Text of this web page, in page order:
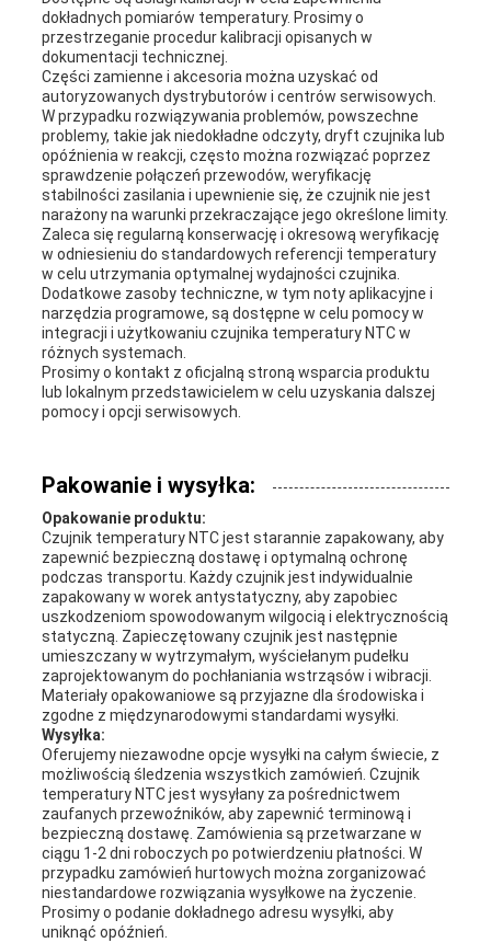
dokładnych pomiarów temperatury. Prosimy o
przestrzeganie procedur kalibracji opisanych w
dokumentacji technicznej.
Części zamienne i akcesoria można uzyskać od
autoryzowanych dystrybutorów i centrów serwisowych.
W przypadku rozwiązywania problemów, powszechne
problemy, takie jak niedokładne odczyty, dryft czujnika lub
opóźnienia w reakcji, często można rozwiązać poprzez
sprawdzenie połączeń przewodów, weryfikację
stabilności zasilania i upewnienie się, że czujnik nie jest
narażony na warunki przekraczające jego określone limity.
Zaleca się regularną konserwację i okresową weryfikację
w odniesieniu do standardowych referencji temperatury
w celu utrzymania optymalnej wydajności czujnika.
Dodatkowe zasoby techniczne, w tym noty aplikacyjne i
narzędzia programowe, są dostępne w celu pomocy w
integracji i użytkowaniu czujnika temperatury NTC w
różnych systemach.
Prosimy o kontakt z oficjalną stroną wsparcia produktu
lub lokalnym przedstawicielem w celu uzyskania dalszej
pomocy i opcji serwisowych.
Pakowanie i wysyłka:
Opakowanie produktu:
Czujnik temperatury NTC jest starannie zapakowany, aby
zapewnić bezpieczną dostawę i optymalną ochronę
podczas transportu. Każdy czujnik jest indywidualnie
zapakowany w worek antystatyczny, aby zapobiec
uszkodzeniom spowodowanym wilgocią i elektrycznością
statyczną. Zapieczętowany czujnik jest następnie
umieszczany w wytrzymałym, wyściełanym pudełku
zaprojektowanym do pochłaniania wstrząsów i wibracji.
Materiały opakowaniowe są przyjazne dla środowiska i
zgodne z międzynarodowymi standardami wysyłki.
Wysyłka:
Oferujemy niezawodne opcje wysyłki na całym świecie, z
możliwością śledzenia wszystkich zamówień. Czujnik
temperatury NTC jest wysyłany za pośrednictwem
zaufanych przewoźników, aby zapewnić terminową i
bezpieczną dostawę. Zamówienia są przetwarzane w
ciągu 1-2 dni roboczych po potwierdzeniu płatności. W
przypadku zamówień hurtowych można zorganizować
niestandardowe rozwiązania wysyłkowe na życzenie.
Prosimy o podanie dokładnego adresu wysyłki, aby
uniknąć opóźnień.